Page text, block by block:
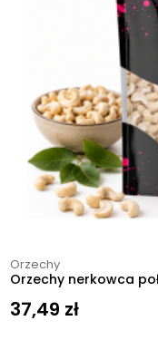
Orzechy
Orzechy nerkowca
37,49 zł